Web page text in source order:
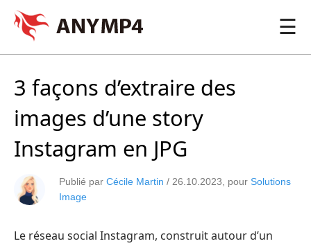
☰
3 façons d’extraire des
images d’une story
Instagram en JPG
Publié par Cécile Martin / 26.10.2023 , pour Solutions
Image
Le réseau social Instagram, construit autour d’un